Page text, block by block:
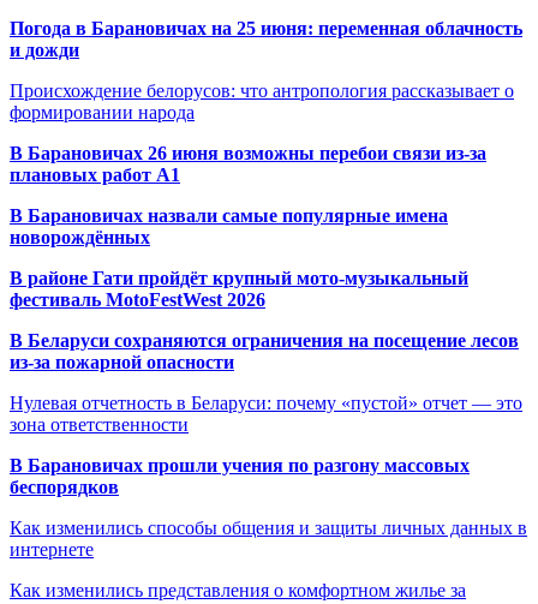
Погода в Барановичах на 25 июня: переменная облачность
и дожди
Происхождение белорусов: что антропология рассказывает о
формировании народа
В Барановичах 26 июня возможны перебои связи из-за
плановых работ A1
В Барановичах назвали самые популярные имена
новорождённых
В районе Гати пройдёт крупный мото-музыкальный
фестиваль MotoFestWest 2026
В Беларуси сохраняются ограничения на посещение лесов
из-за пожарной опасности
Нулевая отчетность в Беларуси: почему «пустой» отчет — это
зона ответственности
В Барановичах прошли учения по разгону массовых
беспорядков
Как изменились способы общения и защиты личных данных в
интернете
Как изменились представления о комфортном жилье за